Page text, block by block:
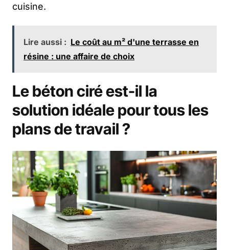
cuisine.
Lire aussi : Le coût au m² d'une terrasse en
résine : une affaire de choix
Le béton ciré est-il la
solution idéale pour tous les
plans de travail ?